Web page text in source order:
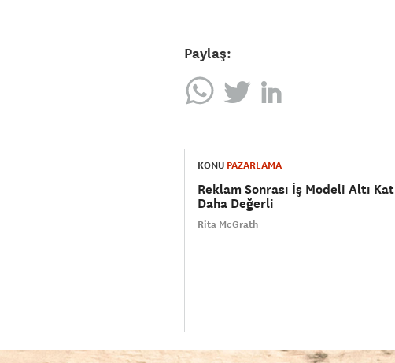
Paylaş:
KONU PAZARLAMA
Reklam Sonrası İş Modeli Altı Kat
Daha Değerli
Rita McGrath